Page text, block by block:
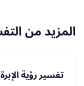
المزيد من
تفسير رؤية